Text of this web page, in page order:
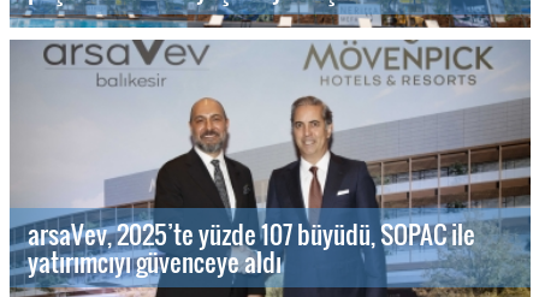
arsaVev, 2025’te yüzde 107 büyüdü, SOPAC ile
yatırımcıyı güvenceye aldı